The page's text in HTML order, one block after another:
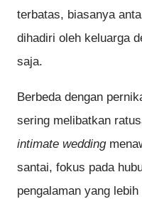
terbatas, biasanya
dihadiri oleh keluarga
saja.
Berbeda dengan
sering melibatkan
intimate wedding
santai, fokus pada
pengalaman yang